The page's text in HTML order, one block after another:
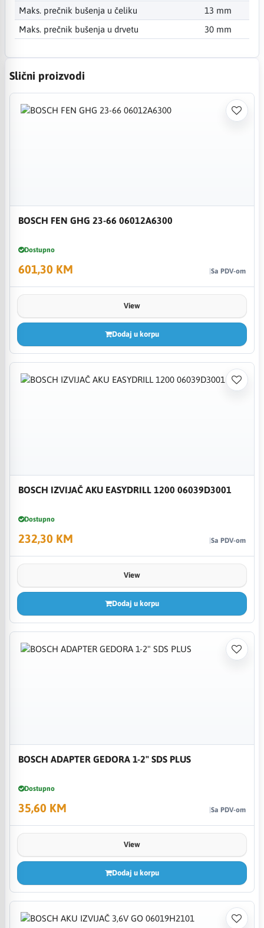
Maks. prečnik bušenja u čeliku
13 mm
Maks. prečnik bušenja u drvetu
30 mm
Slični proizvodi
BOSCH FEN GHG 23-66 06012A6300
Dostupno
601,30 KM Sa PDV-om
View
Dodaj u korpu
BOSCH IZVIJAČ AKU EASYDRILL 1200 06039D3001
Dostupno
232,30 KM Sa PDV-om
View
Dodaj u korpu
BOSCH ADAPTER GEDORA 1-2" SDS PLUS
Dostupno
35,60 KM Sa PDV-om
View
Dodaj u korpu